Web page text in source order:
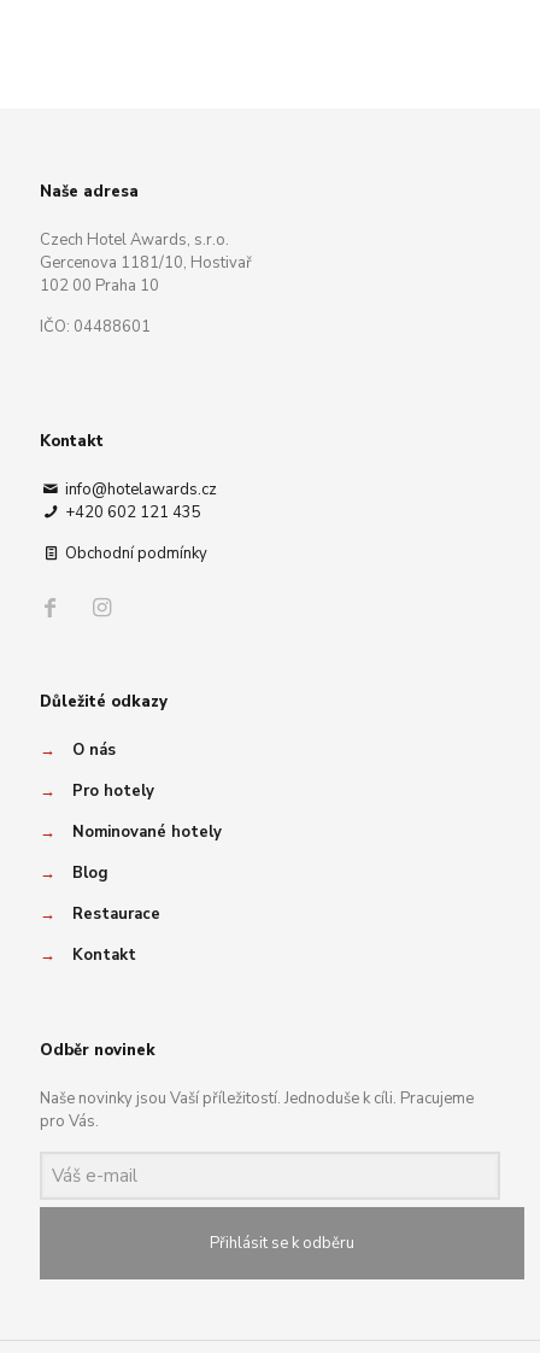
Naše adresa
Czech Hotel Awards, s.r.o.
Gercenova 1181/10, Hostivař
102 00 Praha 10
IČO: 04488601
Kontakt
info@hotelawards.cz
+420 602 121 435
Obchodní podmínky
Důležité odkazy
→
O nás
→
Pro hotely
→
Nominované hotely
→
Blog
→
Restaurace
→
Kontakt
Odběr novinek
Naše novinky jsou Vaší příležitostí. Jednoduše k cíli. Pracujeme
pro Vás.
Přihlásit se k odběru